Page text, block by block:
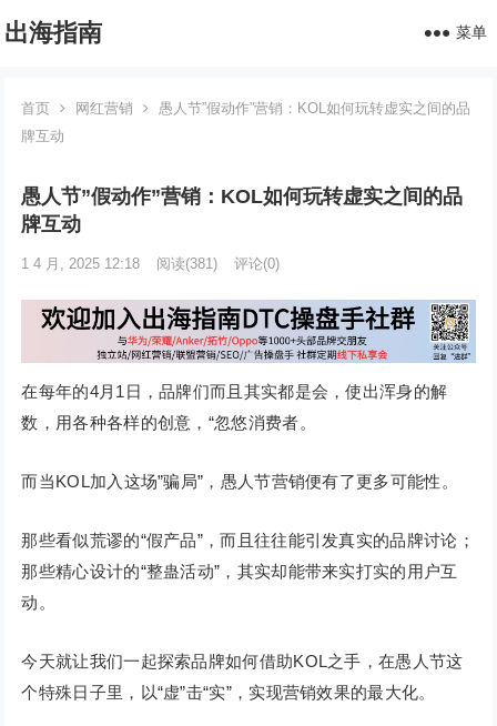
出海指南 菜单
首页 网红营销
愚人节”假动作”营销：KOL如何玩转虚实之间的品
牌互动
愚人节”假动作”营销：KOL如何玩转虚实之间的品
牌互动
1 4 月, 2025 12:18 阅读(381) 评论(0)
在每年的4月1日，品牌们而且其实都是会，使出浑身的解
数，用各种各样的创意，“忽悠消费者。
而当KOL加入这场”骗局”，愚人节营销便有了更多可能性。
那些看似荒谬的“假产品”，而且往往能引发真实的品牌讨论；
那些精心设计的“整蛊活动”，其实却能带来实打实的用户互
动。
今天就让我们一起探索品牌如何借助KOL之手，在愚人节这
个特殊日子里，以“虚”击“实”，实现营销效果的最大化。